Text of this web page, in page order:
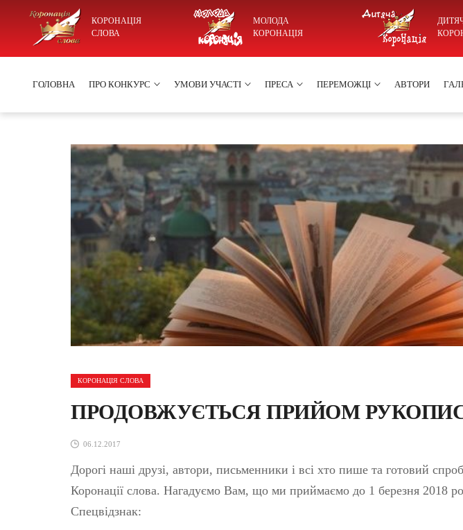
КОРОНАЦІЯ
СЛОВА
МОЛОДА
КОРОНАЦІЯ
ГОЛОВНА ПРО КОНКУРС УМОВИ УЧАСТІ ПРЕСА ПЕРЕМОЖЦІ АВТОРИ
КОРОНАЦІЯ СЛОВА
ПРОДОВЖУЄТЬСЯ ПРИЙОМ
06.12.2017
Дорогі наші друзі, автори, письменники і всі хто пише та готовий
Коронації слова. Нагадуємо Вам, що ми приймаємо до 1 березня 2018
Спецвідзнак: